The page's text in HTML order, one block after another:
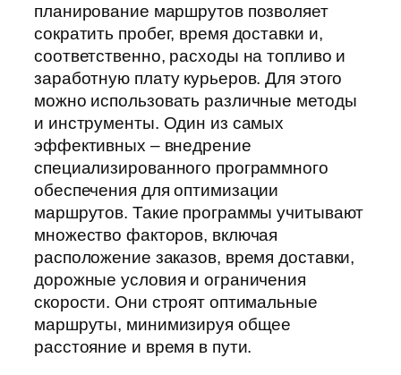
планирование маршрутов позволяет
сократить пробег, время доставки и,
соответственно, расходы на топливо и
заработную плату курьеров. Для этого
можно использовать различные методы
и инструменты. Один из самых
эффективных – внедрение
специализированного программного
обеспечения для оптимизации
маршрутов. Такие программы учитывают
множество факторов, включая
расположение заказов, время доставки,
дорожные условия и ограничения
скорости. Они строят оптимальные
маршруты, минимизируя общее
расстояние и время в пути.